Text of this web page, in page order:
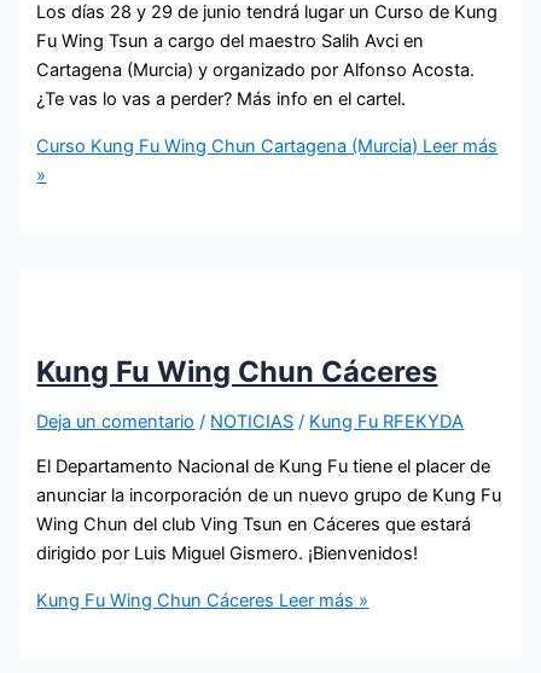
Los días 28 y 29 de junio tendrá lugar un Curso de Kung
Fu Wing Tsun a cargo del maestro Salih Avci en
Cartagena (Murcia) y organizado por Alfonso Acosta.
¿Te vas lo vas a perder? Más info en el cartel.
Curso Kung Fu Wing Chun Cartagena (Murcia) Leer más
»
Kung Fu Wing Chun Cáceres
Deja un comentario / NOTICIAS / Kung Fu RFEKYDA
El Departamento Nacional de Kung Fu tiene el placer de
anunciar la incorporación de un nuevo grupo de Kung Fu
Wing Chun del club Ving Tsun en Cáceres que estará
dirigido por Luis Miguel Gismero. ¡Bienvenidos!
Kung Fu Wing Chun Cáceres Leer más »